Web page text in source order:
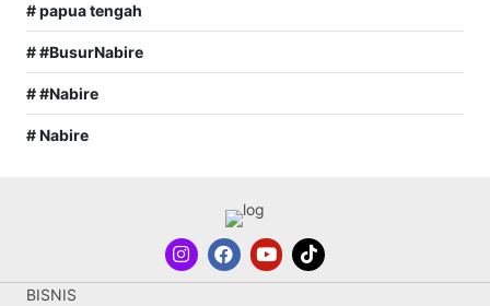
# papua tengah
# #BusurNabire
# #Nabire
# Nabire
BISNIS